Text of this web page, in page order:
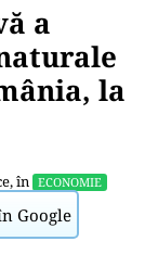
a
la
, în ECONOMIE
Google